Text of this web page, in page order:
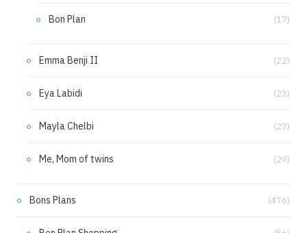
Bon Plan (17)
Emma Benji II (22)
Eya Labidi (23)
Mayla Chelbi (27)
Me, Mom of twins (29)
Bons Plans (476)